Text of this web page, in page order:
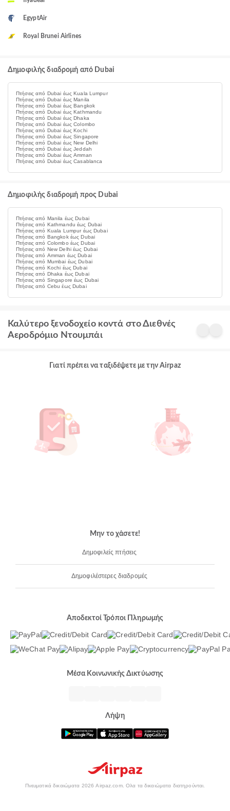
EgyptAir
Royal Brunei Airlines
Δημοφιλής διαδρομή από Dubai
Πτήσεις από Dubai έως Kuala Lumpur
Πτήσεις από Dubai έως Manila
Πτήσεις από Dubai έως Bangkok
Πτήσεις από Dubai έως Kathmandu
Πτήσεις από Dubai έως Dhaka
Πτήσεις από Dubai έως Colombo
Πτήσεις από Dubai έως Kochi
Πτήσεις από Dubai έως Singapore
Πτήσεις από Dubai έως New Delhi
Πτήσεις από Dubai έως Jeddah
Πτήσεις από Dubai έως Amman
Πτήσεις από Dubai έως Casablanca
Δημοφιλής διαδρομή προς Dubai
Πτήσεις από Manila έως Dubai
Πτήσεις από Kathmandu έως Dubai
Πτήσεις από Kuala Lumpur έως Dubai
Πτήσεις από Bangkok έως Dubai
Πτήσεις από Colombo έως Dubai
Πτήσεις από New Delhi έως Dubai
Πτήσεις από Amman έως Dubai
Πτήσεις από Mumbai έως Dubai
Πτήσεις από Kochi έως Dubai
Πτήσεις από Dhaka έως Dubai
Πτήσεις από Singapore έως Dubai
Πτήσεις από Cebu έως Dubai
Καλύτερο ξενοδοχείο κοντά στο Διεθνές
Αεροδρόμιο Ντουμπάι
Γιατί πρέπει να ταξιδέψετε με την Airpaz
Μην το χάσετε!
Δημοφιλείς πτήσεις
Δημοφιλέστερες διαδρομές
Αποδεκτοί Τρόποι Πληρωμής
Μέσα Κοινωνικής Δικτύωσης
Λήψη
Πνευματικά δικαιώματα 2026 Airpaz.com. Ολα τα δικαιώματα διατηρούνται.